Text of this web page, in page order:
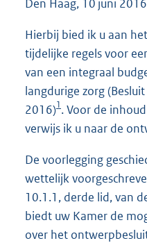
Den Haag, 10 juni 2016
Hierbij bied ik u aan
tijdelijke regels voor
van een integraal
langdurige zorg
2016)1. Voor de
verwijs ik u naar de
De voorlegging
wettelijk
10.1.1, derde lid, van
biedt uw Kamer de
over het